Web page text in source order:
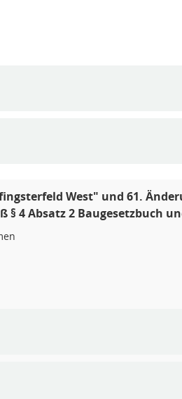
West" und 61.
4 Absatz 2 Baugesetzbuch